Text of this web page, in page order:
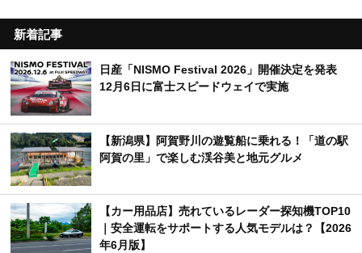
新着記事
日産「NISMO Festival 2026」開催決定を発表
12月6日に富士スピードウェイで実施
【新潟県】阿賀野川の遊覧船に乗れる！「道の駅
阿賀の里」で楽しむ渓谷美と地元グルメ
【カー用品店】売れているレーダー探知機TOP10
｜安全運転をサポートする人気モデルは？【2026
年6月版】